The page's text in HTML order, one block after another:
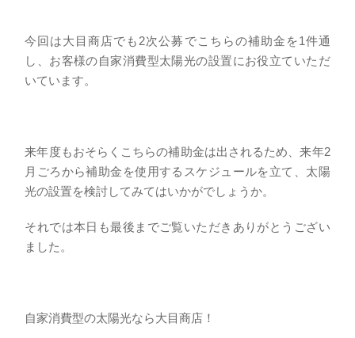
今回は大目商店でも2次公募でこちらの補助金を1件通
し、お客様の自家消費型太陽光の設置にお役立ていただ
いています。
来年度もおそらくこちらの補助金は出されるため、来年2
月ごろから補助金を使用するスケジュールを立て、太陽
光の設置を検討してみてはいかがでしょうか。
それでは本日も最後までご覧いただきありがとうござい
ました。
自家消費型の太陽光なら大目商店！